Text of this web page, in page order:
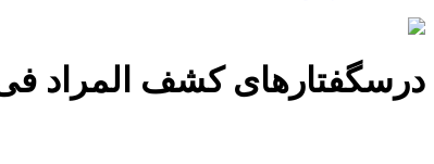
درسگفتارهای کشف المراد